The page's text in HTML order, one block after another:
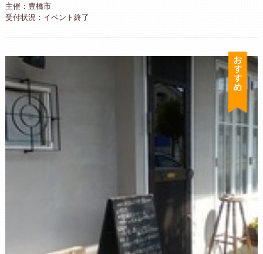
主催：豊橋市
受付状況：イベント終了
お